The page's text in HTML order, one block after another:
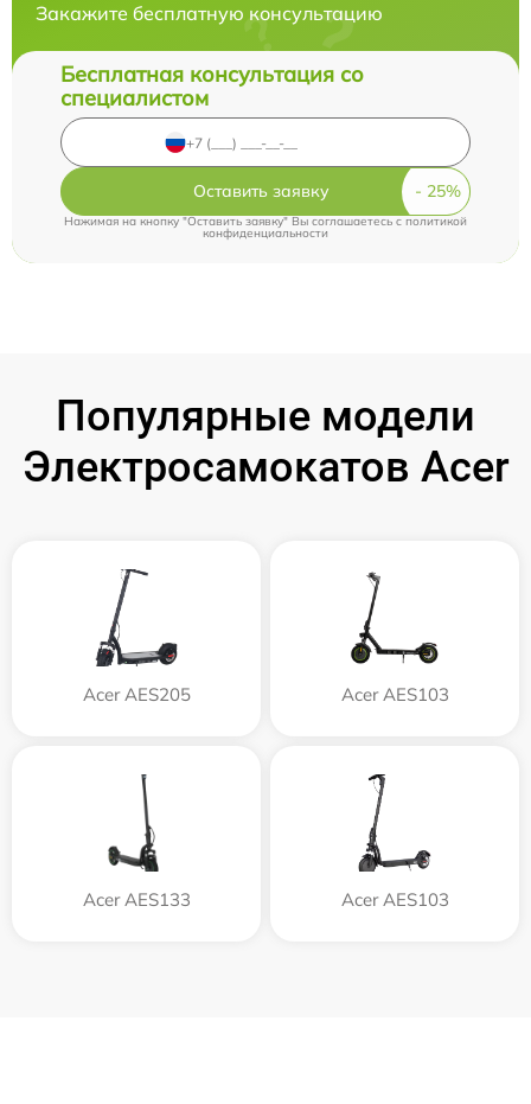
Закажите бесплатную консультацию
Бесплатная консультация со
специалистом
Оставить заявку
Нажимая на кнопку "Оставить заявку" Вы соглашаетесь cполитикой
конфиденциальности
Популярные модели
Электросамокатов Acer
Acer AES205 Acer AES103
Acer AES133 Acer AES103